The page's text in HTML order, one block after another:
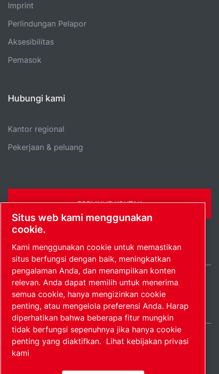
Imprint
Perlindungan Pelapor
Aksesibilitas
Pemasok
Hubungi kami
Kantor regional
Pekerjaan & peluang
FORMULIR KONTAK
Peta situsKelola preferensi© 2026 Hak Cipta.
Indonesia / IN
Situs web kami menggunakan
cookie.
Kami menggunakan cookie untuk memastikan
situs berfungsi dengan baik, meningkatkan
pengalaman Anda, dan menampilkan konten
relevan. Anda dapat memilih untuk menerima
semua cookie, hanya mengizinkan cookie
penting, atau mengelola preferensi Anda. Harap
diperhatikan bahwa beberapa fitur mungkin
tidak berfungsi sepenuhnya jika hanya cookie
penting yang diaktifkan. Lihat kebijakan privasi
kami